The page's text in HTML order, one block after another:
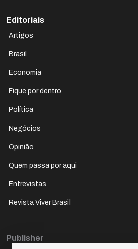
Editoriais
Artigos
Brasil
Economia
Fique por dentro
Política
Negócios
Opinião
Quem passa por aqui
Entrevistas
Revista Viver Brasil
Publisher